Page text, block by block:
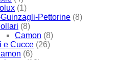
(1)
Pettorine (8)
(8)
Camon (8)
e Cucce (26)
(6)